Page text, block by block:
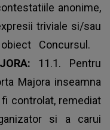
anonime,
triviale si/sau
Concursul.
11.1. Pentru
Majora inseamna
controlat, remediat
si a carui